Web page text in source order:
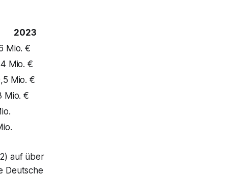
2023
Mio. €
Mio. €
Mio. €
Mio. €
auf über
Deutsche